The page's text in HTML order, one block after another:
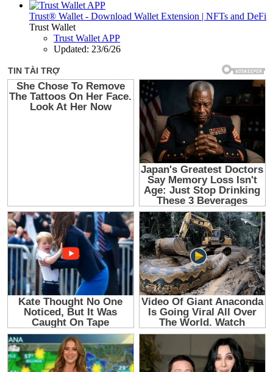
Trust® Wallet - Download Wallet Extension | NFTs and DeFi
Trust Wallet
Trust Wallet APP
Updated: 23/6/26